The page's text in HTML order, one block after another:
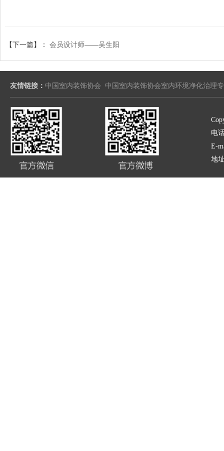
【下一篇】： 会员设计师——吴生阳
友情链接： 中国室内装饰协会 中国室内装饰协会室内环境净化治理
电
E-
地